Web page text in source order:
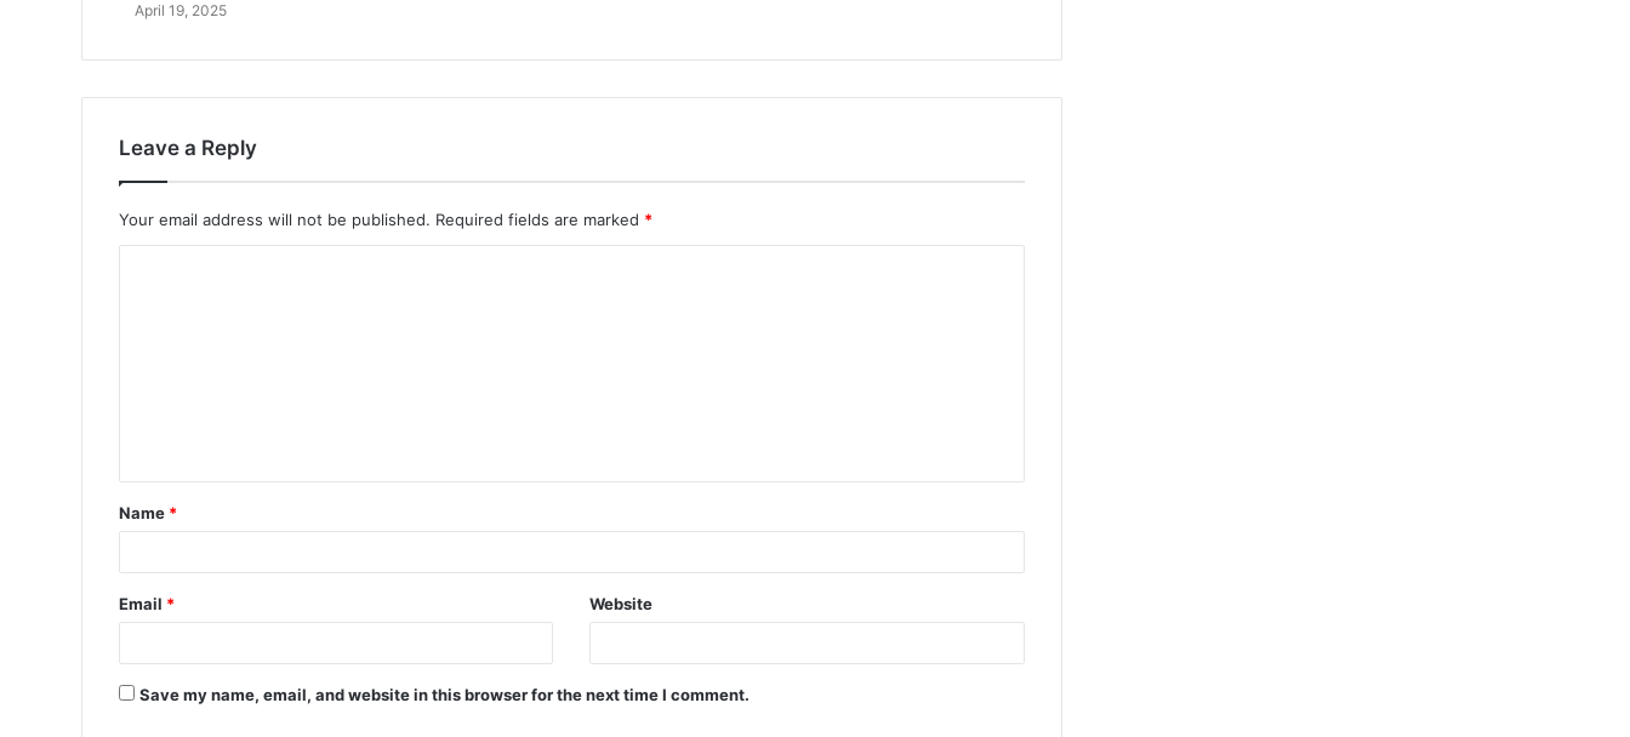
April 19, 2025
Leave a Reply
Your email address will not be published. Required fields are marked *
Name *
Email * Website
Save my name, email, and website in this browser for the next time I comment.